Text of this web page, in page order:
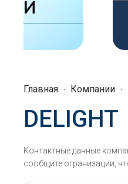
Главная Компании
DELIGHT
Контактные данные
сообщите огранизации,